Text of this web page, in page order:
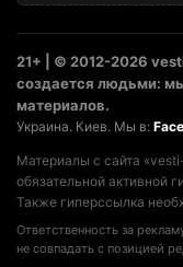
21+ | © 2012-2026
создается людьми:
материалов.
Украина. Киев. Мы в:
Материалы с сайта
обязательной активной
Также гиперссылка
Ответственность за
не совпадать с позицией